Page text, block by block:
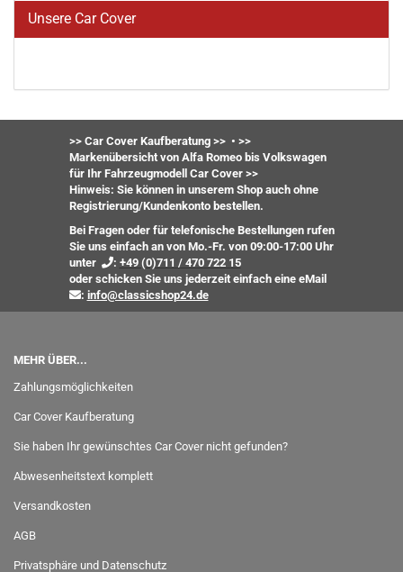
Unsere Car Cover
>> Car Cover Kaufberatung >> • >>
Markenübersicht von Alfa Romeo bis Volkswagen
für Ihr Fahrzeugmodell Car Cover >>
Hinweis: Sie können in unserem Shop auch ohne
Registrierung/Kundenkonto bestellen.
Bei Fragen oder für telefonische Bestellungen rufen
Sie uns einfach an von Mo.-Fr. von 09:00-17:00 Uhr
unter
: +49 (0)711 / 470 722 15
oderschicken Sie uns jederzeit einfach eine eMail
: info@classicshop24.de
MEHR ÜBER...
Zahlungsmöglichkeiten
Car Cover Kaufberatung
Sie haben Ihr gewünschtes Car Cover nicht gefunden?
Abwesenheitstext komplett
Versandkosten
AGB
Privatsphäre und Datenschutz